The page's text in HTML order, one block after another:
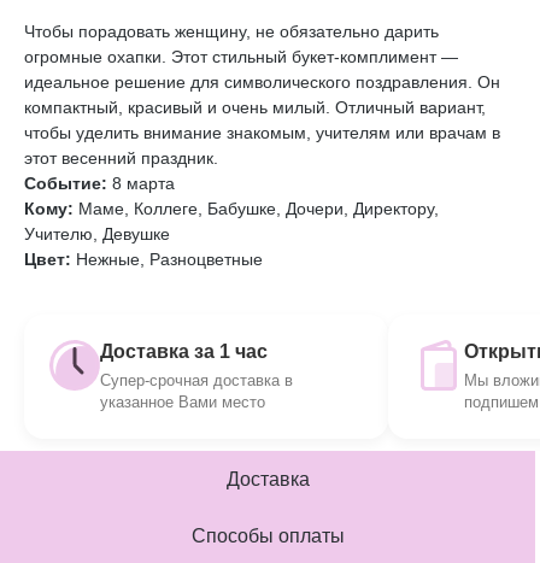
Чтобы порадовать женщину, не обязательно дарить
огромные охапки. Этот стильный букет-комплимент —
идеальное решение для символического поздравления. Он
компактный, красивый и очень милый. Отличный вариант,
чтобы уделить внимание знакомым, учителям или врачам в
этот весенний праздник.
Событие: 8 марта
Кому: Маме, Коллеге, Бабушке, Дочери, Директору,
Учителю, Девушке
Цвет: Нежные, Разноцветные
Доставка за 1 час
Супер-срочная доставка в
указанное Вами место
Мы
Доставка
Способы оплаты